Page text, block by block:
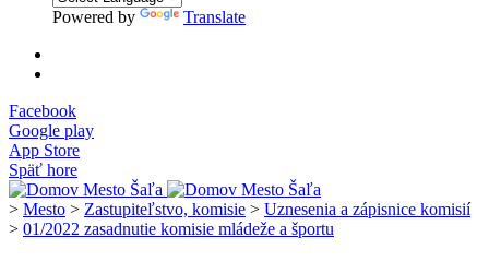
Powered by Translate
Facebook
Google play
App Store
Späť hore
> Mesto > Zastupiteľstvo, komisie > Uznesenia a zápisnice komisií
> 01/2022 zasadnutie komisie mládeže a športu